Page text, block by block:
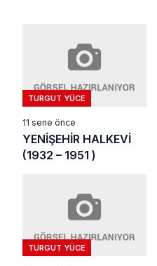
TURGUT YÜCE
11 sene önce
YENİŞEHİR HALKEVİ
(1932 – 1951 )
TURGUT YÜCE